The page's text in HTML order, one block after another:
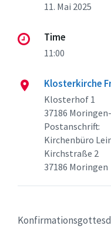
11. Mai 2025
Time
11:00
Klosterkirche
Klosterhof 1
37186
Postanschrift:
Kirchenbüro
Kirchstraße 2
37186 Moringen